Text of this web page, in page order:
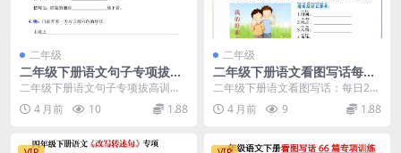
二年级
二年级下册语文句子专项拔高
训练：仿写、造句与扩句缩句
专项练习题电子版
二年级下册语文句子专项拔高训
练：夯实语言基础 在二年级下册语
文的学习中，句子是衔...
4 月前 10 1.88
二年级
二年级下册语文看图写话每日
一练：20分钟高效写作专项训
练小纸条
二年级下册语文看图写话：每日20
分钟夯实写作基础 对于小学低年级
的孩子来说，看图...
4 月前 9 1.88